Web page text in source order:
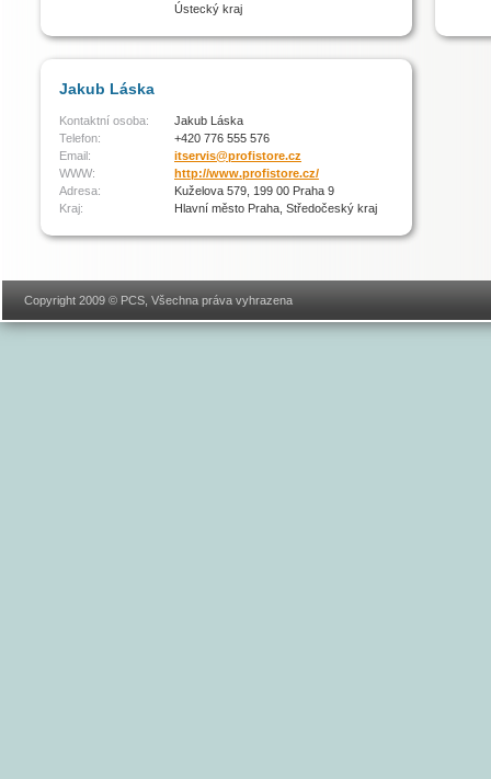
Ústecký kraj
Jakub Láska
Kontaktní osoba:
Jakub Láska
Telefon:
+420 776 555 576
Email:
itservis@profistore.cz
WWW:
http://www.profistore.cz/
Adresa:
Kuželova 579, 199 00 Praha 9
Kraj:
Hlavní město Praha, Středočeský kraj
Copyright 2009 © PCS, Všechna práva vyhrazena